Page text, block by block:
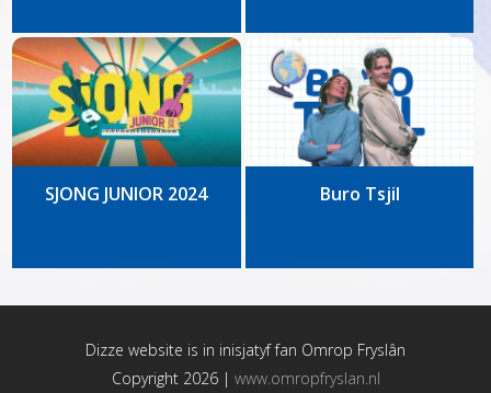
SJONG JUNIOR 2024 Buro Tsjil
Dizze website is in inisjatyf fan Omrop Fryslân
Copyright 2026 | www.omropfryslan.nl